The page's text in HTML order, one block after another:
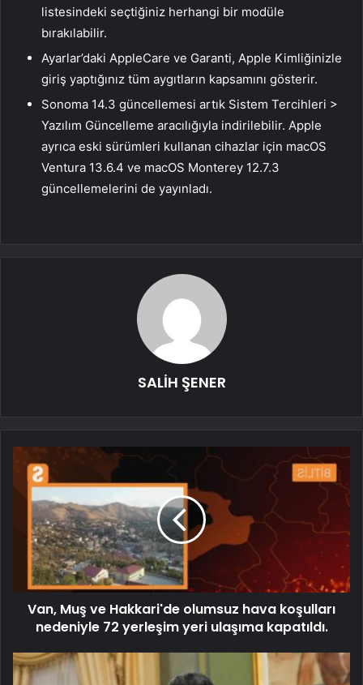
listesindeki seçtiğiniz herhangi bir modüle
bırakılabilir.
Ayarlar’daki AppleCare ve Garanti, Apple Kimliğinizle
giriş yaptığınız tüm aygıtların kapsamını gösterir.
Sonoma 14.3 güncellemesi artık Sistem Tercihleri ​​>
Yazılım Güncelleme aracılığıyla indirilebilir. Apple
ayrıca eski sürümleri kullanan cihazlar için macOS
Ventura 13.6.4 ve macOS Monterey 12.7.3
güncellemelerini de yayınladı.
SALİH ŞENER
Van, Muş ve Hakkari'de olumsuz hava koşulları
nedeniyle 72 yerleşim yeri ulaşıma kapatıldı.